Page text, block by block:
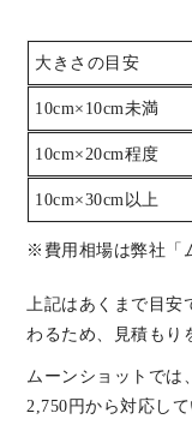
大きさの目安
10cm×10cm未満
10cm×20cm程度
10cm×30cm以上
※費用相場は弊社「
上記はあくまで目
わるため、見積もり
ムーンショットでは
2,750円から対応して